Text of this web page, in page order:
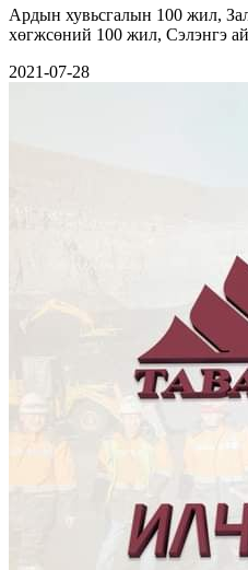
Ардын хувьсгалын 100 жил,
хөгжсөний 100 жил, Сэлэнгэ
2021-07-28